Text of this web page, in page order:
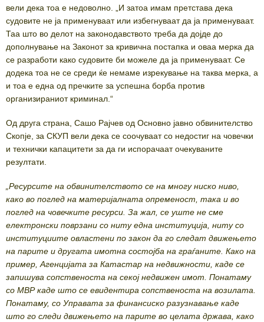
вели дека тоа е недоволно. „И затоа имам претстава дека
судовите не ја применуваат или избегнуваат да ја применуваат.
Таа што во делот на законодавството треба да дојде до
дополнување на Законот за кривична постапка и оваа мерка да
се разработи како судовите би можеле да ја применуваат. Се
додека тоа не се среди ќе немаме изрекување на таква мерка, а
и тоа е една од пречките за успешна борба против
организираниот криминал.“
Од друга страна, Сашо Рајчев од Основно јавно обвинителство
Скопје, за СКУП вели дека се соочуваат со недостиг на човечки
и технички капацитети за да ги испорачаат очекуваните
резултати.
„Ресурсите на обвинителството се на многу ниско ниво,
како во поглед на материјалната опременост, така и во
поглед на човечките ресурси. За жал, се уште не сме
електронски поврзани со ниту една институција, ниту со
институциите овластени по закон да го следат движењето
на парите и другата имотна состојба на граѓаните. Како на
пример, Агенцијата за Катастар на недвижности, каде се
запишува сопственоста на секој недвижен имот. Понатаму
со МВР каде што се евидентира сопственоста на возилата.
Понатаму, со Управата за финансиско разузнавање каде
што го следи движењето на парите во целата држава, како